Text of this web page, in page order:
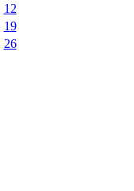
12
19
26